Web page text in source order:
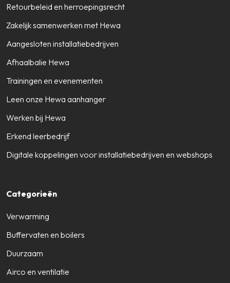
Retourbeleid en herroepingsrecht
Zakelijk samenwerken met Hewa
Aangesloten installatiebedrijven
Afhaalbalie Hewa
Trainingen en evenementen
Leen onze Hewa aanhanger
Werken bij Hewa
Erkend leerbedrijf
Digitale koppelingen voor installatiebedrijven en webshops
Categorieën
Verwarming
Buffervaten en boilers
Duurzaam
Airco en ventilatie